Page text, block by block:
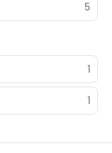
de spa
une
di Saturnia
The Leading
5
1
1